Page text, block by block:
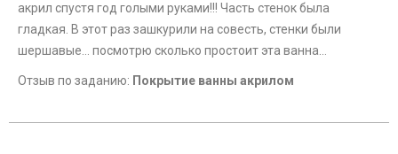
акрил спустя год голыми руками!!! Часть стенок была
гладкая. В этот раз зашкурили на совесть, стенки были
шершавые… посмотрю сколько простоит эта ванна…
Отзыв по заданию: Покрытие ванны акрилом